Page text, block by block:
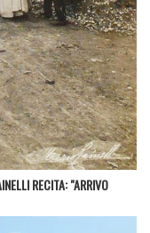
RECITA: "ARRIVO